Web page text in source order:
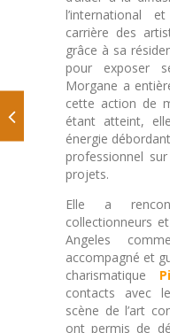
l’international
carrière des
grâce à sa
pour exposer
Morgane a
cette action de
étant atteint,
énergie
professionnel
projets.
Elle a
collectionneurs
Angeles
accompagné et
charismatique
contacts avec
scène de l’art
ont permis de